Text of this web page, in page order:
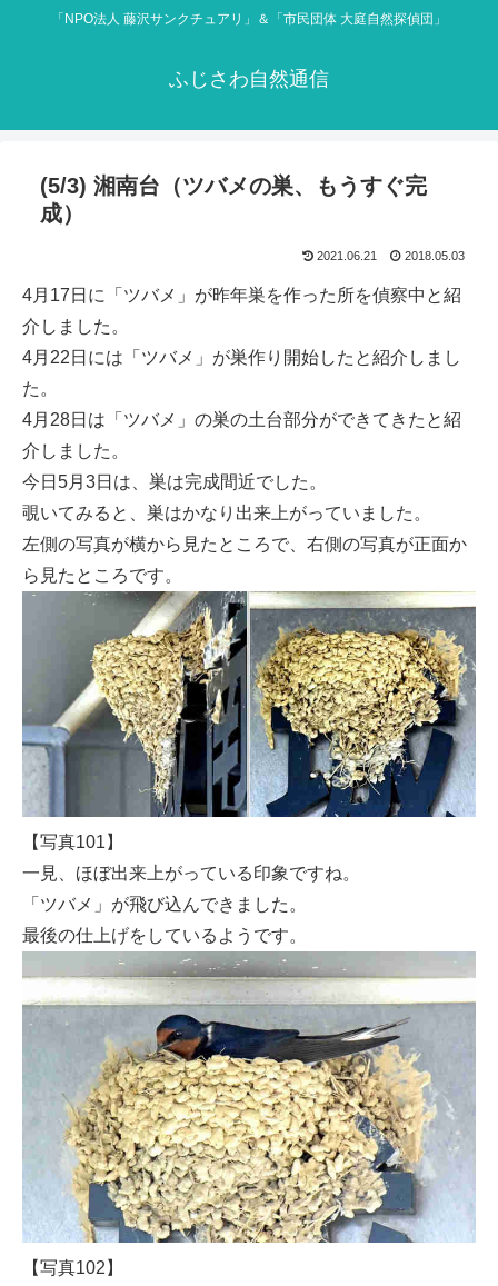
「NPO法人 藤沢サンクチュアリ」＆「市民団体 大庭自然探偵団」
ふじさわ自然通信
(5/3) 湘南台（ツバメの巣、もうすぐ完
成）
2021.06.21 2018.05.03
4月17日に「ツバメ」が昨年巣を作った所を偵察中と紹
介しました。
4月22日には「ツバメ」が巣作り開始したと紹介しまし
た。
4月28日は「ツバメ」の巣の土台部分ができてきたと紹
介しました。
今日5月3日は、巣は完成間近でした。
覗いてみると、巣はかなり出来上がっていました。
左側の写真が横から見たところで、右側の写真が正面か
ら見たところです。
【写真101】
一見、ほぼ出来上がっている印象ですね。
「ツバメ」が飛び込んできました。
最後の仕上げをしているようです。
【写真102】